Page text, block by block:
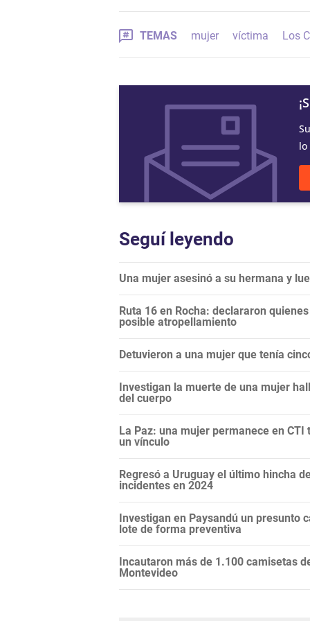
TEMAS mujer víctima Los
Seguí leyendo
Una mujer asesinó a su hermana y
Ruta 16 en Rocha: declararon
posible atropellamiento
Detuvieron a una mujer que tenía
Investigan la muerte de una mujer
del cuerpo
La Paz: una mujer permanece en
un vínculo
Regresó a Uruguay el último hincha
incidentes en 2024
Investigan en Paysandú un presunto
lote de forma preventiva
Incautaron más de 1.100 camisetas
Montevideo